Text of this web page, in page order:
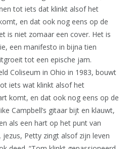
tot iets dat klinkt alsof het
en dat ook nog eens op de
is niet zomaar een cover. Het is
een manifesto in bijna tien
tot een epische jam.
Coliseum in Ohio in 1983, bouwt
iets wat klinkt alsof het
komt, en dat ook nog eens op de
Campbell’s gitaar bijt en klauwt,
als een hart op het punt van
Petty zingt alsof zijn leven